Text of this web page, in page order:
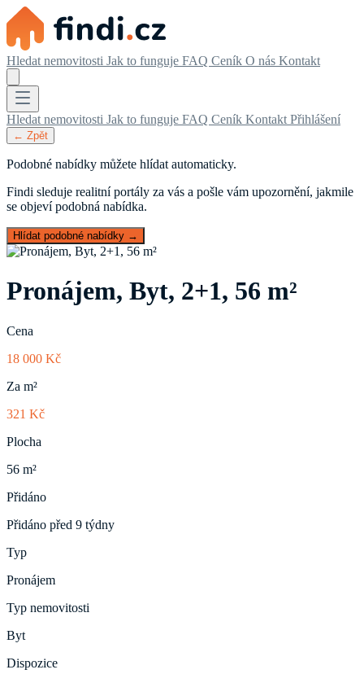
Hledat nemovitosti Jak to funguje FAQ Ceník O nás Kontakt
Hledat nemovitosti Jak to funguje FAQ Ceník Kontakt Přihlášení
← Zpět
Podobné nabídky můžete hlídat automaticky.
Findi sleduje realitní portály za vás a pošle vám upozornění, jakmile
se objeví podobná nabídka.
Hlídat podobné nabídky →
Pronájem, Byt, 2+1, 56 m²
Cena
18 000 Kč
Za m²
321 Kč
Plocha
56 m²
Přidáno
Přidáno před 9 týdny
Typ
Pronájem
Typ nemovitosti
Byt
Dispozice